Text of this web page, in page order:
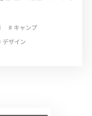
# キャンプ
デザイン